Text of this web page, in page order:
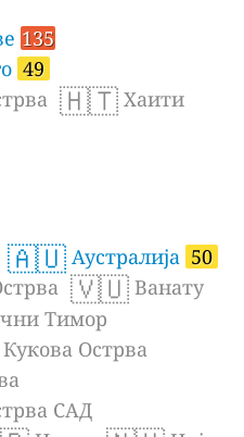
135
49
🇭🇹 Хаити
🇦🇺 Аустралија 50
🇻🇺 Ванату
Тимор
Кукова Острва
САД